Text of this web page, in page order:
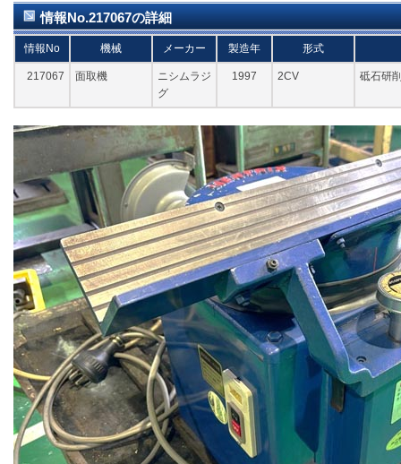
情報No.217067の詳細
情報No 機械 メーカー 製造年 形式
217067 面取機
ニシムラジ
グ
1997 2CV 砥石研